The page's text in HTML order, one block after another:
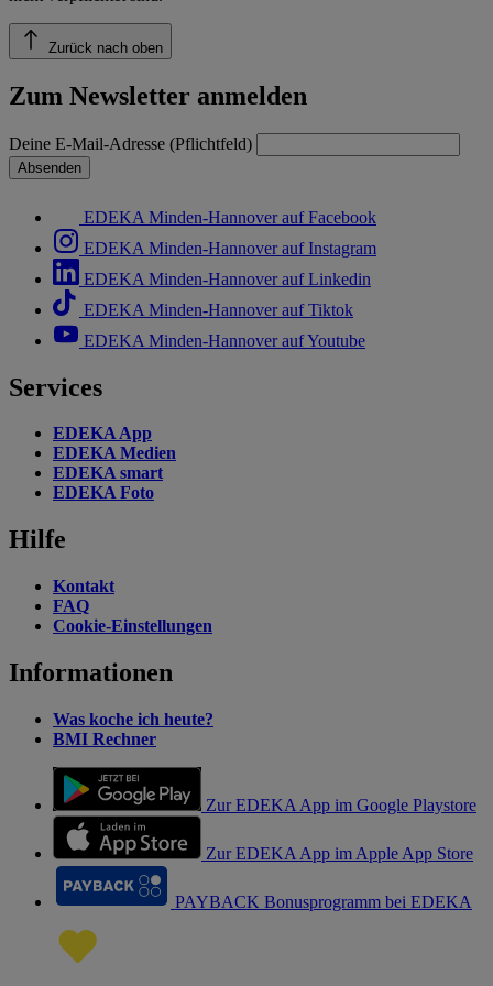
Zurück nach oben
Zum Newsletter anmelden
Deine E-Mail-Adresse (Pflichtfeld)
Absenden
EDEKA Minden-Hannover auf Facebook
EDEKA Minden-Hannover auf Instagram
EDEKA Minden-Hannover auf Linkedin
EDEKA Minden-Hannover auf Tiktok
EDEKA Minden-Hannover auf Youtube
Services
EDEKA App
EDEKA Medien
EDEKA smart
EDEKA Foto
Hilfe
Kontakt
FAQ
Cookie-Einstellungen
Informationen
Was koche ich heute?
BMI Rechner
Zur EDEKA App im Google Playstore
Zur EDEKA App im Apple App Store
PAYBACK Bonusprogramm bei EDEKA